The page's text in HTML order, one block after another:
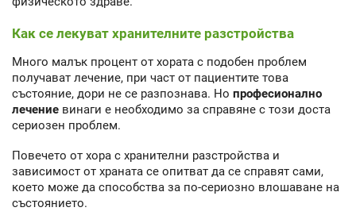
Как се лекуват хранителните разстройства
Много малък процент от хората с подобен проблем
получават лечение, при част от пациентите това
състояние, дори не се разпознава. Но професионално
лечение винаги е необходимо за справяне с този доста
сериозен проблем.
Повечето от хора с хранителни разстройства и
зависимост от храната се опитват да се справят сами,
което може да способства за по-сериозно влошаване на
състоянието.